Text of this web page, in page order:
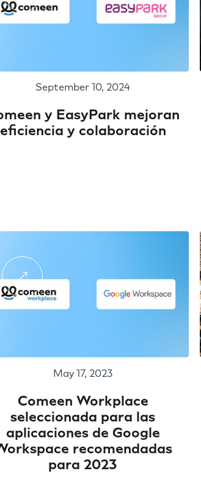
September 10, 2024
y EasyPark mejoran
eficiencia y colaboración
May 17, 2023
Comeen Workplace
seleccionada para las
aplicaciones de Google
recomendadas
para 2023